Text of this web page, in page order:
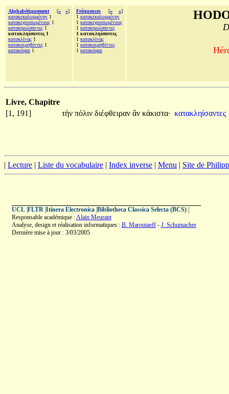
Alphabétiquement [« »]
κατακεκαλυμμένην 1
κατακεχρυσωμένους 1
κατακηρώσαντες 1
κατακληίσαντες 1
κατακλίνας 1
κατακοιμηθέντες 1
κατακόψαι 1
Fréquences [« »]
1 κατακεκαλυμμένην
1 κατακεχρυσωμένους
1 κατακηρώσαντες
1 κατακληίσαντες
1 κατακλίνας
1 κατακοιμηθέντες
1 κατακόψαι
Livre, Chapitre
[1, 191]
τὴν πόλιν διέφθειραν ἂν κάκιστα· κατακληίσαντες
| Lecture | Liste du vocabulaire | Index inverse | Menu | Site de
UCL| FLTR| Itinera Electronica| Bibliotheca Classica Selecta (BCS)|
Responsable académique :Alain Meurant
Analyse, design et réalisation informatiques : B. Maroutaeff- J. Schumacher
Dernière mise à jour : 3/03/2005